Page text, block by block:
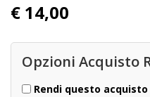
€ 14,00
Opzioni Acquisto
Rendi questo